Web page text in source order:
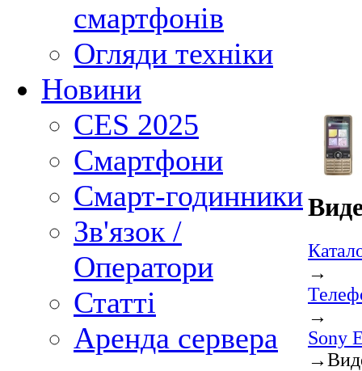
смартфонів
Огляди техніки
Новини
CES 2025
Смартфони
Смарт-годинники
Зв'язок /
Оператори
Статті
Аренда сервера
→
→
Sony
→